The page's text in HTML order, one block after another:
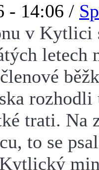
- 14:06 /
v Kytlici
letech
rozhodli
trati. Na
to se
Kytlický